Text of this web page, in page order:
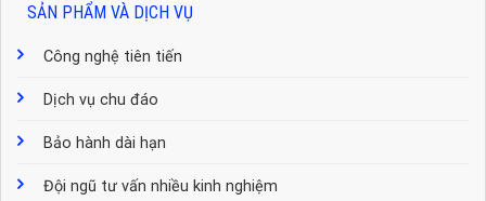
SẢN PHẨM VÀ DỊCH VỤ
Công nghệ tiên tiến
Dịch vụ chu đáo
Bảo hành dài hạn
Đội ngũ tư vấn nhiều kinh nghiệm